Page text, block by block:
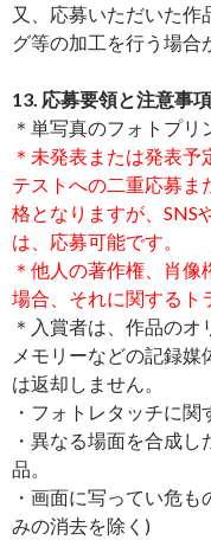
又、応募いただいた作
グ等の加工を行う場合
13. 応募要領と注意事
＊単写真のフォトプリ
＊未発表または発表
テストへの二重応募ま
格となりますが、SNS
は、応募可能です。
＊他人の著作権、肖
場合、それに関するト
＊入賞者は、作品の
メモリーなどの記録
は返却しません。
・フォトレタッチに
・異なる場面を合成
品。
・画面に写ってい危
みの消去を除く)